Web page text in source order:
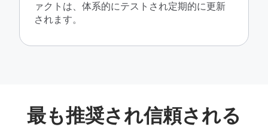
ァクトは、体系的にテストされ定期的に更新
されます。
最も推奨され信頼される